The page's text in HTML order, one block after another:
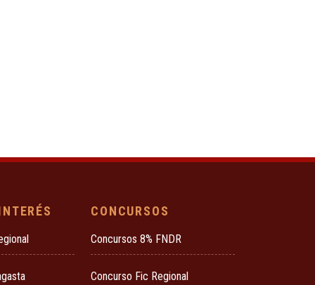
CONCURSOS
Concursos 8% FNDR
Concurso Fic Regional